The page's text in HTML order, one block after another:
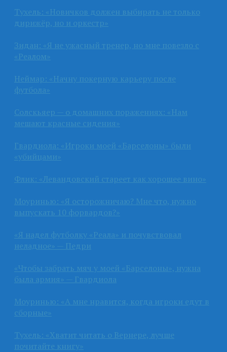
Тухель: «Новичков должен выбирать не только
дирижёр, но и оркестр»
Зидан: «Я не ужасный тренер, но мне повезло с
«Реалом»
Неймар: «Начну покерную карьеру после
футбола»
Солскьяер — о домашних поражениях: «Нам
мешают красные сидения»
Гвардиола: «Игроки моей «Барселоны» были
«убийцами»
Флик: «Левандовский стареет как хорошее вино»
Моуринью: «Я осторожничаю? Мне что, нужно
выпускать 10 форвардов?»
«Я надел футболку «Реала» и почувствовал
неладное» — Педри
«Чтобы забрать мяч у моей «Барселоны», нужна
была армия» — Гвардиола
Моуринью: «А мне нравится, когда игроки едут в
сборные»
Тухель: «Хватит читать о Вернере, лучше
почитайте книгу»